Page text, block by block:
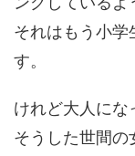
それはもう小学
す。
けれど大人にな
そうした世間の